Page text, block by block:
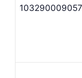
103290009057